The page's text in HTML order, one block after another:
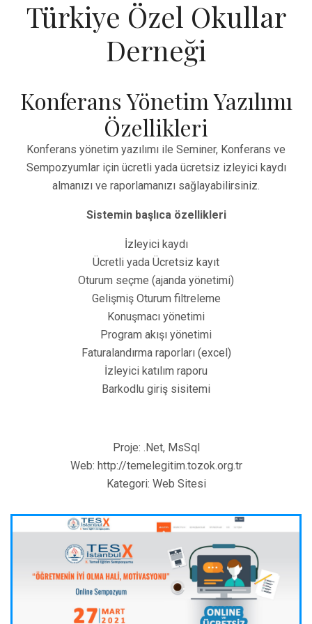
Türkiye Özel Okullar
Derneği
Konferans Yönetim Yazılımı
Özellikleri
Konferans yönetim yazılımı ile Seminer, Konferans ve
Sempozyumlar için ücretli yada ücretsiz izleyici kaydı
almanızı ve raporlamanızı sağlayabilirsiniz.
Sistemin başlıca özellikleri
İzleyici kaydı
Ücretli yada Ücretsiz kayıt
Oturum seçme (ajanda yönetimi)
Gelişmiş Oturum filtreleme
Konuşmacı yönetimi
Program akışı yönetimi
Faturalandırma raporları (excel)
İzleyici katılım raporu
Barkodlu giriş sisitemi
Proje: .Net, MsSql
Web: http://temelegitim.tozok.org.tr
Kategori: Web Sitesi